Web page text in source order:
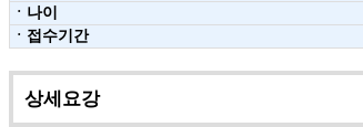
ㆍ나이
ㆍ접수기간
상세요강